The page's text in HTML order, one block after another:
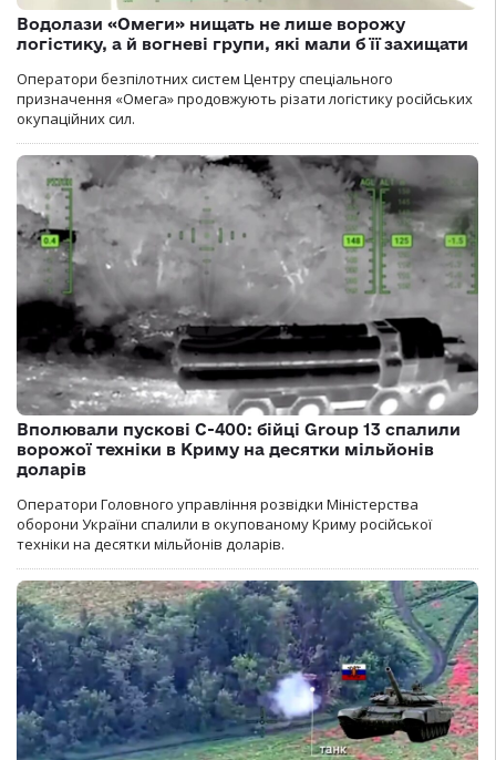
Водолази «Омеги» нищать не лише ворожу
логістику, а й вогневі групи, які мали б її захищати
Оператори безпілотних систем Центру спеціального
призначення «Омега» продовжують різати логістику російських
окупаційних сил.
Вполювали пускові С-400: бійці Group 13 спалили
ворожої техніки в Криму на десятки мільйонів
доларів
Оператори Головного управління розвідки Міністерства
оборони України спалили в окупованому Криму російської
техніки на десятки мільйонів доларів.